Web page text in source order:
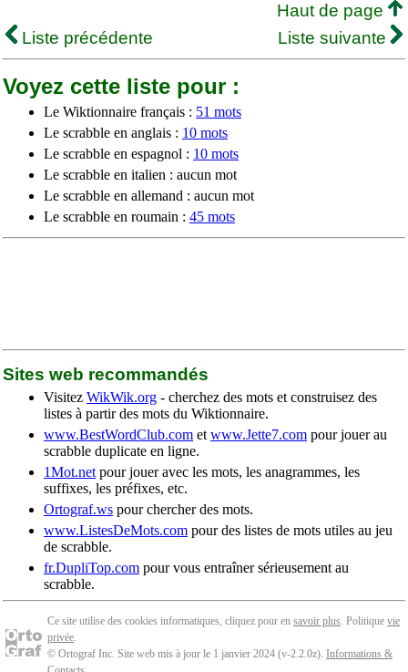
Haut de page
Liste précédente
Liste suivante
Voyez cette liste pour :
Le Wiktionnaire français : 51 mots
Le scrabble en anglais : 10 mots
Le scrabble en espagnol : 10 mots
Le scrabble en italien : aucun mot
Le scrabble en allemand : aucun mot
Le scrabble en roumain : 45 mots
Sites web recommandés
Visitez WikWik.org - cherchez des mots et construisez des
listes à partir des mots du Wiktionnaire.
www.BestWordClub.com et www.Jette7.com pour jouer au
scrabble duplicate en ligne.
1Mot.net pour jouer avec les mots, les anagrammes, les
suffixes, les préfixes, etc.
Ortograf.ws pour chercher des mots.
www.ListesDeMots.com pour des listes de mots utiles au jeu
de scrabble.
fr.DupliTop.com pour vous entraîner sérieusement au
scrabble.
Ce site utilise des cookies informatiques, cliquez pour en savoir plus. Politique vie
privée.
© Ortograf Inc. Site web mis à jour le 1 janvier 2024 (v-2.2.0z). Informations &